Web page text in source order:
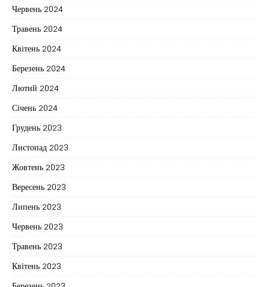
Червень 2024
Травень 2024
Квітень 2024
Березень 2024
Лютий 2024
Січень 2024
Грудень 2023
Листопад 2023
Жовтень 2023
Вересень 2023
Липень 2023
Червень 2023
Травень 2023
Квітень 2023